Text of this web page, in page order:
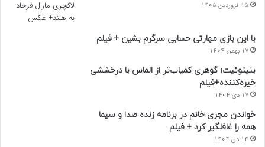
15 فروردین 1405
با این بازی مهارتی حسابی سرگرم بشین + فیلم
17 بهمن 1404
بنیتوئیت؛ گوهری کمیاب‌تر از الماس با درخششی
خیره‌کننده+فیلم
17 دی 1404
خواندن مجری خانم در برنامه زنده صدا و سیما
همه را غافلگیر کرد + فیلم
14 دی 1404